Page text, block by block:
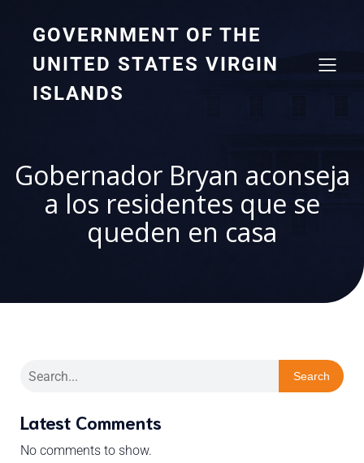
GOVERNMENT OF THE
UNITED STATES VIRGIN
ISLANDS
Gobernador Bryan aconseja
a los residentes que se
queden en casa
Search
Latest Comments
No comments to show.